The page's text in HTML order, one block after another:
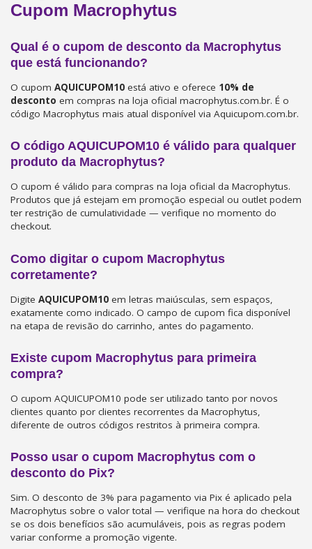
Cupom Macrophytus
Qual é o cupom de desconto da Macrophytus
que está funcionando?
O cupom AQUICUPOM10 está ativo e oferece 10% de
desconto em compras na loja oficial macrophytus.com.br. É o
código Macrophytus mais atual disponível via Aquicupom.com.br.
O código AQUICUPOM10 é válido para qualquer
produto da Macrophytus?
O cupom é válido para compras na loja oficial da Macrophytus.
Produtos que já estejam em promoção especial ou outlet podem
ter restrição de cumulatividade — verifique no momento do
checkout.
Como digitar o cupom Macrophytus
corretamente?
Digite AQUICUPOM10 em letras maiúsculas, sem espaços,
exatamente como indicado. O campo de cupom fica disponível
na etapa de revisão do carrinho, antes do pagamento.
Existe cupom Macrophytus para primeira
compra?
O cupom AQUICUPOM10 pode ser utilizado tanto por novos
clientes quanto por clientes recorrentes da Macrophytus,
diferente de outros códigos restritos à primeira compra.
Posso usar o cupom Macrophytus com o
desconto do Pix?
Sim. O desconto de 3% para pagamento via Pix é aplicado pela
Macrophytus sobre o valor total — verifique na hora do checkout
se os dois benefícios são acumuláveis, pois as regras podem
variar conforme a promoção vigente.